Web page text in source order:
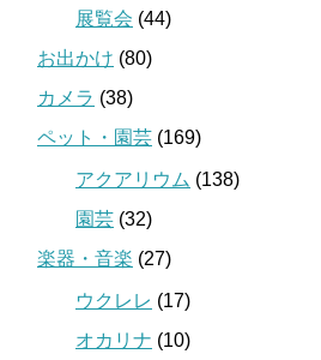
展覧会 (44)
お出かけ (80)
カメラ (38)
ペット・園芸 (169)
アクアリウム (138)
園芸 (32)
楽器・音楽 (27)
ウクレレ (17)
オカリナ (10)